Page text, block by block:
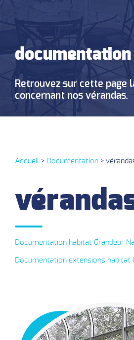
documentation
Retrouvez sur cette page
concernant nos vérandas.
Accueil> Documentation >
Documentation habitat Grandeur
Documentation extensions habitat